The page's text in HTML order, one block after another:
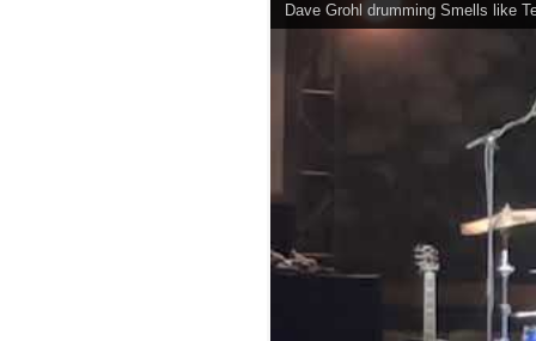
Dave Grohl drumming Smells like